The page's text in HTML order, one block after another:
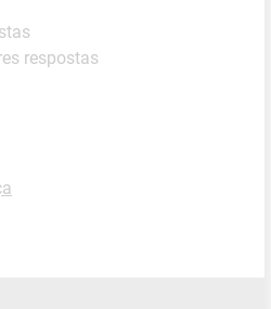
respostas